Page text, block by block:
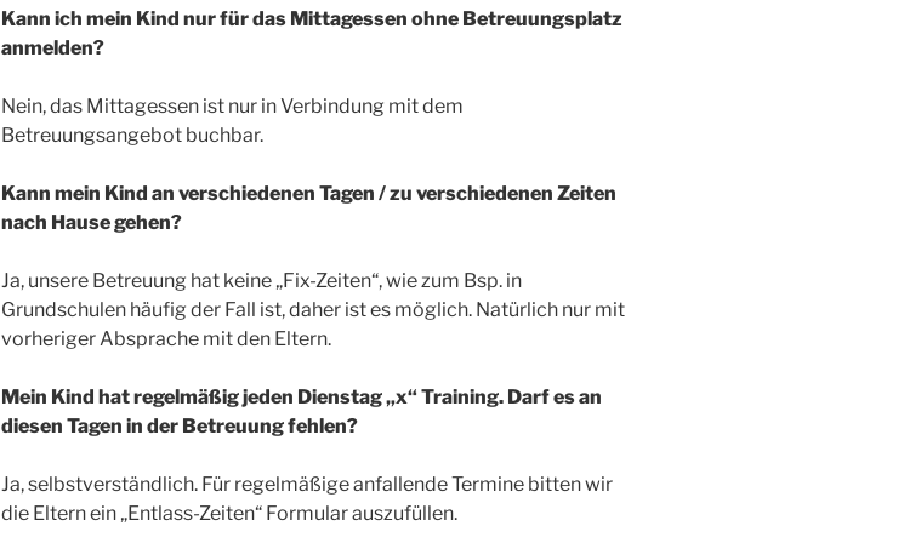
Kann ich mein Kind nur für das Mittagessen ohne Betreuungsplatz
anmelden?
Nein, das Mittagessen ist nur in Verbindung mit dem
Betreuungsangebot buchbar.
Kann mein Kind an verschiedenen Tagen / zu verschiedenen Zeiten
nach Hause gehen?
Ja, unsere Betreuung hat keine „Fix-Zeiten“, wie zum Bsp. in
Grundschulen häufig der Fall ist, daher ist es möglich. Natürlich nur mit
vorheriger Absprache mit den Eltern.
Mein Kind hat regelmäßig jeden Dienstag „x“ Training. Darf es an
diesen Tagen in der Betreuung fehlen?
Ja, selbstverständlich. Für regelmäßige anfallende Termine bitten wir
die Eltern ein „Entlass-Zeiten“ Formular auszufüllen.